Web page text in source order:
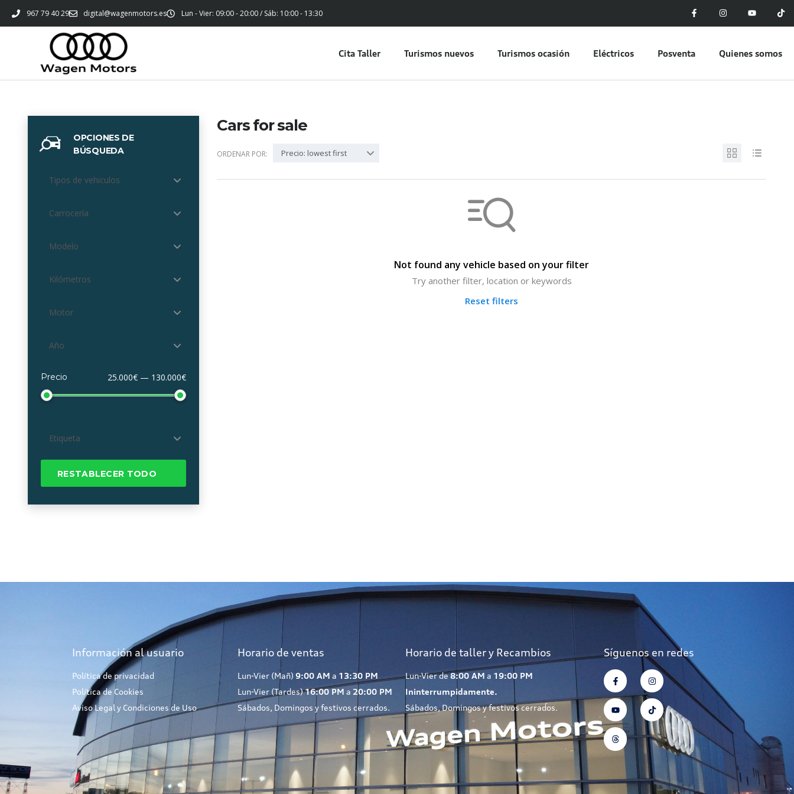
967 79 40 29 digital@wagenmotors.es Lun - Vier: 09:00 - 20:00 / Sáb: 10:00 - 13:30
Cita Taller Turismos nuevos Turismos ocasión Eléctricos Posventa Quienes somos
OPCIONES DE
BÚSQUEDA
Tipos de vehiculos
Carrocería
Modelo
Kilómetros
Motor
Año
Precio 25.000€ — 130.000€
Etiqueta
RESTABLECER TODO
Cars for sale
ORDENAR POR: Precio: lowest first
Not found any vehicle based on your filter
Try another filter, location or keywords
Reset filters
Información al usuario
Política de privacidad
Política de Cookies
Aviso Legal y Condiciones de Uso
Horario de ventas
Lun-Vier (Mañ) 9:00 AM a 13:30 PM
Lun-Vier (Tardes)16:00 PM a 20:00 PM
Sábados, Domingos y festivos cerrados.
Horario de taller y Recambios
Lun-Vier de8:00 AM a 19:00 PM
Ininterrumpidamente.
Sábados, Domingos y festivos cerrados.
Síguenos en redes